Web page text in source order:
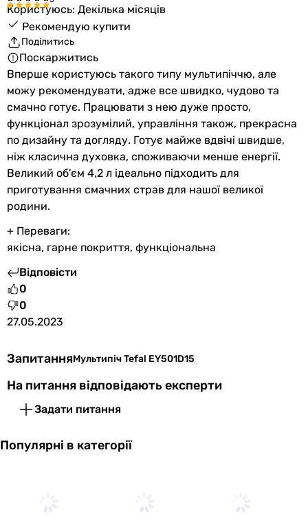
Користуюсь: Декілька місяців
Рекомендую купити
Поділитись
Поскаржитись
Вперше користуюсь такого типу мультипіччю, але
можу рекомендувати, адже все швидко, чудово та
смачно готує. Працювати з нею дуже просто,
функціонал зрозумілий, управління також, прекрасна
по дизайну та догляду. Готує майже вдвічі швидше,
ніж класична духовка, споживаючи менше енергії.
Великий об'єм 4,2 л ідеально підходить для
приготування смачних страв для нашої великої
родини.
+ Переваги:
якісна, гарне покриття, функціональна
Відповісти
0
0
27.05.2023
ЗапитанняМультипіч Tefal EY501D15
На питання відповідають експерти
Задати питання
Популярні в категорії